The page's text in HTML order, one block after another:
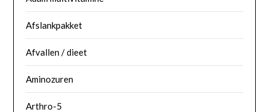
Afslankpakket
Afvallen / dieet
Aminozuren
Arthro-5